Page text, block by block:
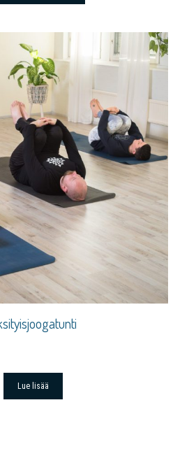
Lue lisää